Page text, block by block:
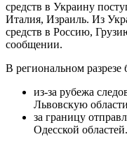
средств в Украину
Италия, Израиль. Из
средств в Россию,
сообщении.
В региональном разрезе
из-за рубежа
Львовскую
за границу
Одесской областей.